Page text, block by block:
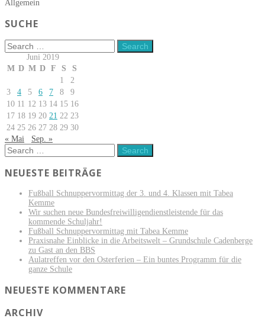
Allgemein
SUCHE
Juni 2019
M D M D F S
S
1
2
3
4 5 6 7 8
9
10 11 12 13 14 15 16
17 18 19 20 21 22 23
24 25 26 27 28 29 30
« Mai
Sep. »
NEUESTE BEITRÄGE
Fußball Schnuppervormittag der 3. und 4. Klassen mit Tabea
Kemme
Wir suchen neue Bundesfreiwilligendienstleistende für das
kommende Schuljahr!
Fußball Schnuppervormittag mit Tabea Kemme
Praxisnahe Einblicke in die Arbeitswelt – Grundschule Cadenberge
zu Gast an den BBS
Aulatreffen vor den Osterferien – Ein buntes Programm für die
ganze Schule
NEUESTE KOMMENTARE
ARCHIV